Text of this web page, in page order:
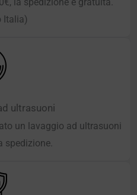
Italia)
ultrasuoni
un lavaggio ad ultrasuoni
spedizione.